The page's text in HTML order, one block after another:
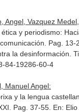
Angel, Vazquez
y periodismo:
Pag. 13-
la desinformación .
84-19286-60-4
Manuel Angel:
y la lengua
Pag. 37-55. En: